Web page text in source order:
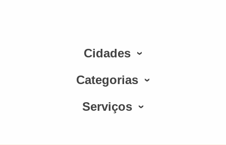
Cidades
Categorias
Serviços